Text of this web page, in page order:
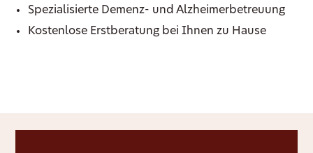
Spezialisierte Demenz- und Alzheimerbetreuung
Kostenlose Erstberatung bei Ihnen zu Hause